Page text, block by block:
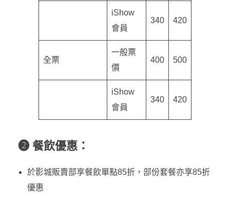
iShow
會員
340 420
全票
一般票
價
400 500
iShow
會員
340 420
❷ 餐飲優惠：
於影城販賣部享餐飲單點85折，部份套餐亦享85折
優惠